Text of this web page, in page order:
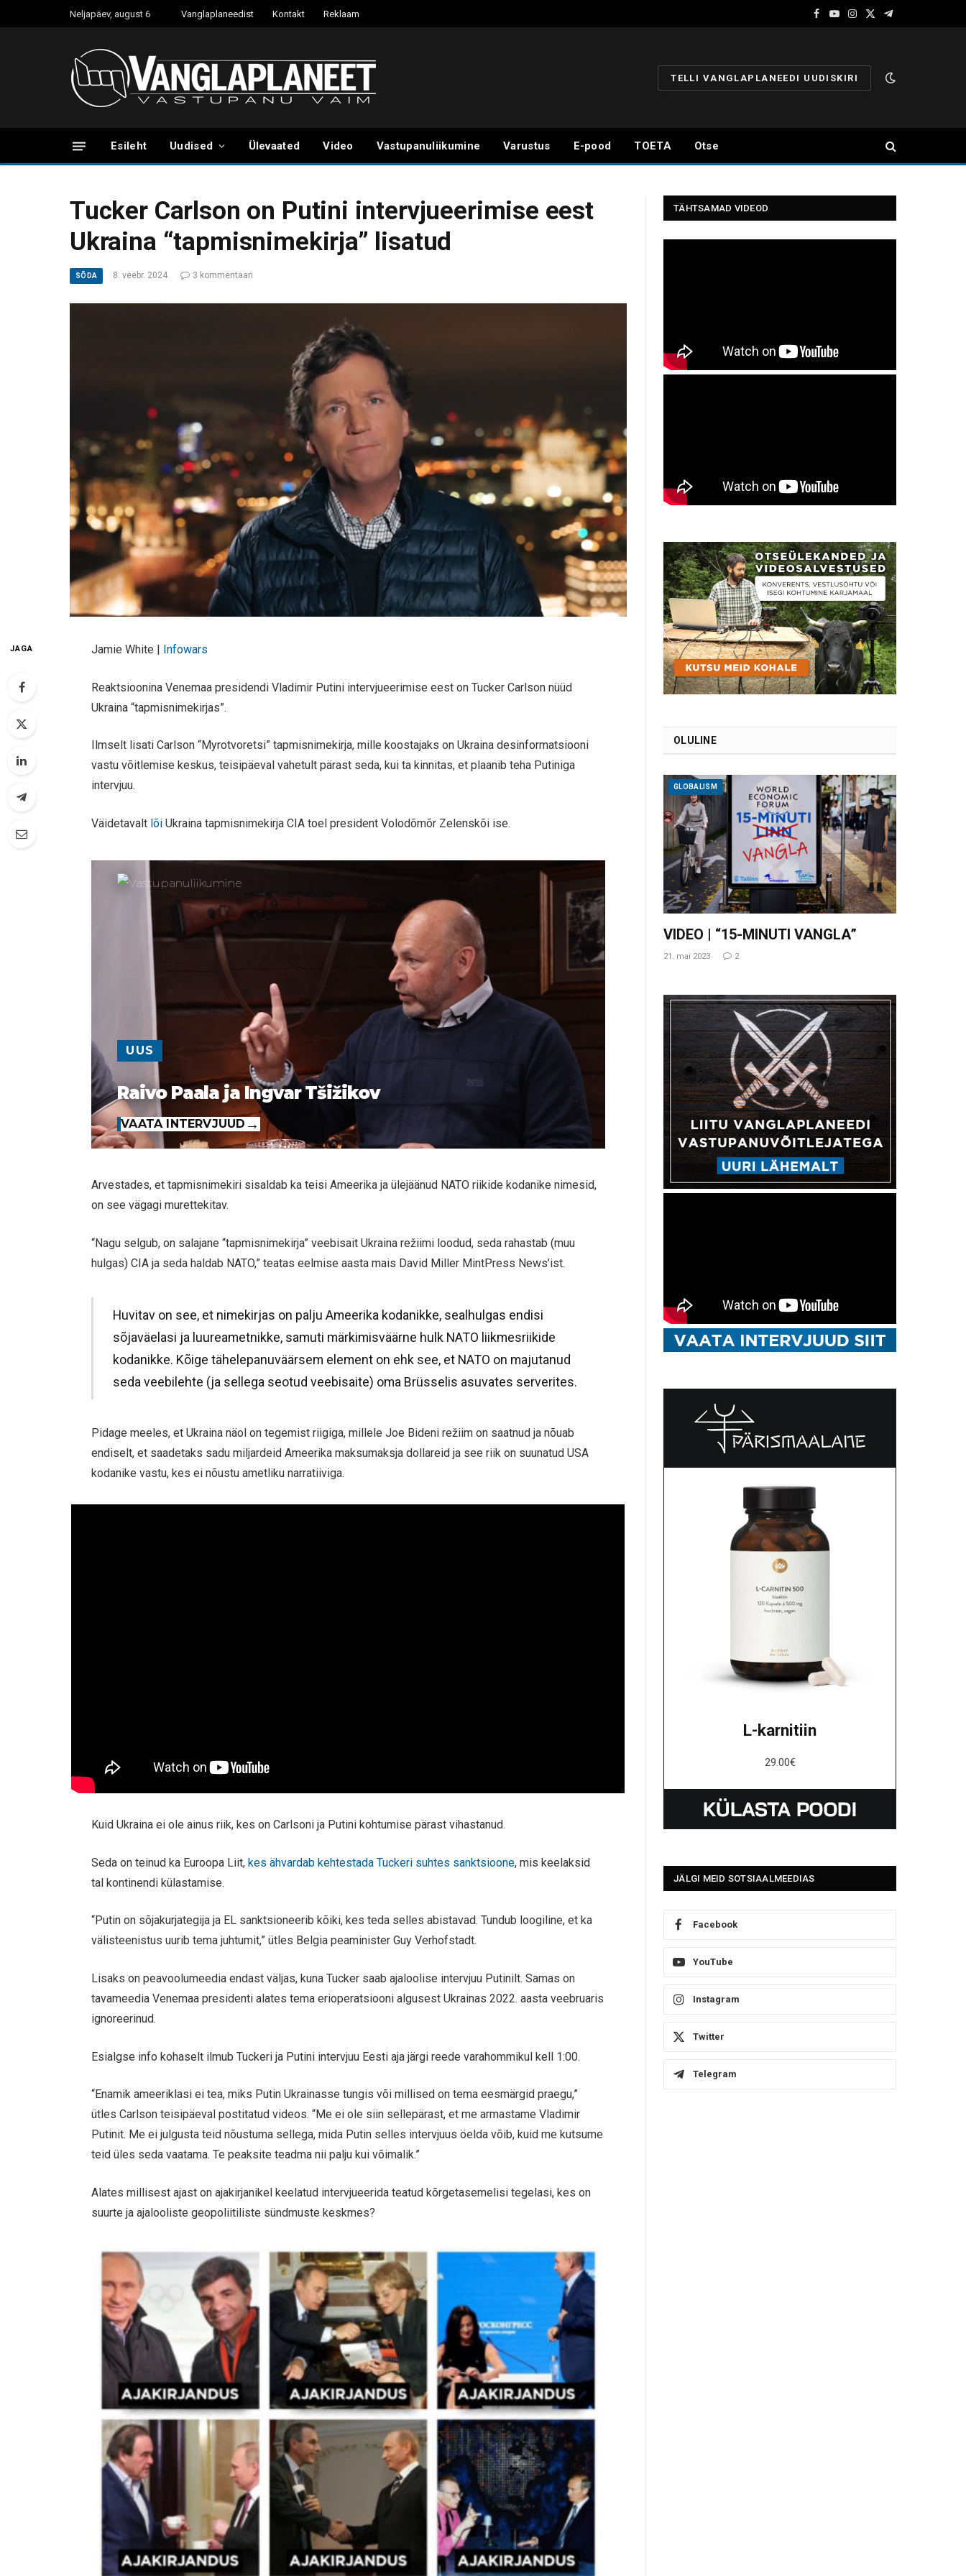
Neljapäev, august 6 Vanglaplaneedist Kontakt Reklaam
Facebook
YouTube
Instagram
X
Telegram
TELLI VANGLAPLANEEDI UUDISKIRI
Esileht Uudised Ülevaated Video Vastupanuliikumine Varustus E-pood TOETA Otse
Tucker Carlson on Putini intervjueerimise eest
Ukraina “tapmisnimekirja” lisatud
SÕDA 8. veebr. 2024 3 kommentaari
JAGA Jamie White | Infowars
Reaktsioonina Venemaa presidendi Vladimir Putini intervjueerimise eest on Tucker Carlson nüüd
Ukraina “tapmisnimekirjas”.
Ilmselt lisati Carlson “Myrotvoretsi” tapmisnimekirja, mille koostajaks on Ukraina desinformatsiooni
vastu võitlemise keskus, teisipäeval vahetult pärast seda, kui ta kinnitas, et plaanib teha Putiniga
intervjuu.
Väidetavalt lõiUkraina tapmisnimekirja CIA toel president Volodõmõr Zelenskõi ise.
UUS
Raivo Paala ja Ingvar Tšižikov
VAATA INTERVJUUD
Arvestades, et tapmisnimekiri sisaldab ka teisi Ameerika ja ülejäänud NATO riikide kodanike nimesid,
on see vägagi murettekitav.
“Nagu selgub, on salajane “tapmisnimekirja” veebisait Ukraina režiimi loodud, seda rahastab (muu
hulgas) CIA ja seda haldab NATO,” teatas eelmise aasta mais David Miller MintPress News’ist.
Huvitav on see, et nimekirjas on palju Ameerika kodanikke, sealhulgas endisi
sõjaväelasi ja luureametnikke, samuti märkimisväärne hulk NATO liikmesriikide
kodanikke. Kõige tähelepanuväärsem element on ehk see, et NATO on majutanud
seda veebilehte (ja sellega seotud veebisaite) oma Brüsselis asuvates serverites.
Pidage meeles, et Ukraina näol on tegemist riigiga, millele Joe Bideni režiim on saatnud ja nõuab
endiselt, et saadetaks sadu miljardeid Ameerika maksumaksja dollareid ja see riik on suunatud USA
kodanike vastu, kes ei nõustu ametliku narratiiviga.
Kuid Ukraina ei ole ainus riik, kes on Carlsoni ja Putini kohtumise pärast vihastanud.
Seda on teinud ka Euroopa Liit,kes ähvardab kehtestada Tuckeri suhtes sanktsioone, mis keelaksid
tal kontinendi külastamise.
“Putin on sõjakurjategija ja EL sanktsioneerib kõiki, kes teda selles abistavad. Tundub loogiline, et ka
välisteenistus uurib tema juhtumit,” ütles Belgia peaminister Guy Verhofstadt.
Lisaks on peavoolumeedia endast väljas, kuna Tucker saab ajaloolise intervjuu Putinilt. Samas on
tavameedia Venemaa presidenti alates tema erioperatsiooni algusest Ukrainas 2022. aasta veebruaris
ignoreerinud.
Esialgse info kohaselt ilmub Tuckeri ja Putini intervjuu Eesti aja järgi reede varahommikul kell 1:00.
“Enamik ameeriklasi ei tea, miks Putin Ukrainasse tungis või millised on tema eesmärgid praegu,”
ütles Carlson teisipäeval postitatud videos. “Me ei ole siin sellepärast, et me armastame Vladimir
Putinit. Me ei julgusta teid nõustuma sellega, mida Putin selles intervjuus öelda võib, kuid me kutsume
teid üles seda vaatama. Te peaksite teadma nii palju kui võimalik.”
Alates millisest ajast on ajakirjanikel keelatud intervjueerida teatud kõrgetasemelisi tegelasi, kes on
suurte ja ajalooliste geopoliitiliste sündmuste keskmes?
TÄHTSAMAD VIDEOD
OLULINE
GLOBALISM
VIDEO | “15-MINUTI VANGLA”
21. mai 2023 2
L-karnitiin
29.00€
JÄLGI MEID SOTSIAALMEEDIAS
Facebook
YouTube
Instagram
Twitter
Telegram